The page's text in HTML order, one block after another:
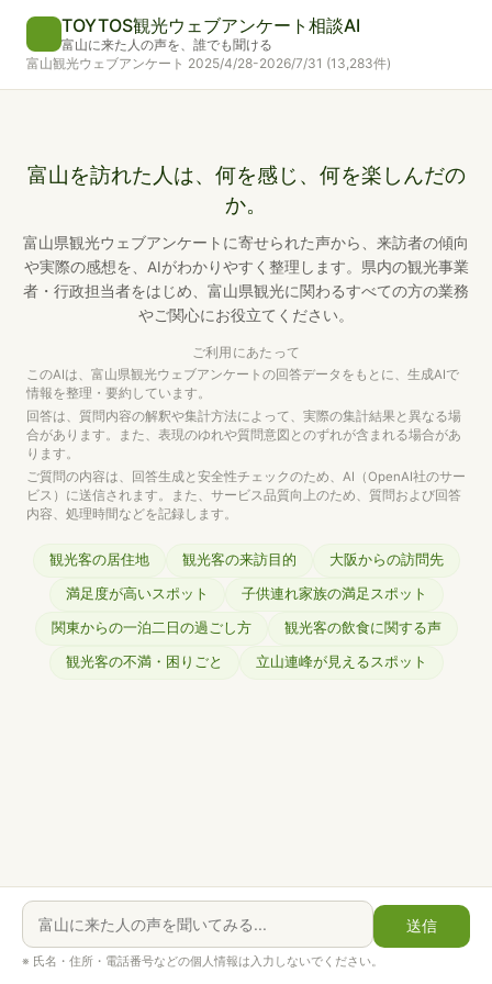
TOYTOS観光ウェブアンケート相談AI
富山に来た人の声を、誰でも聞ける
富山観光ウェブアンケート 2025/4/28-2026/7/31 (13,283件)
富山を訪れた人は、何を感じ、何を楽しんだの
か。
富山県観光ウェブアンケートに寄せられた声から、来訪者の傾向
や実際の感想を、AIがわかりやすく整理します。 県内の観光事業
者・行政担当者をはじめ、富山県観光に関わるすべての方の業務
やご関心にお役立てください。
ご利用にあたって
このAIは、富山県観光ウェブアンケートの回答データをもとに、 生成AIで
情報を整理・要約しています。
回答は、質問内容の解釈や集計方法によって、実際の集計結果と異なる場
合があります。
また、表現のゆれや質問意図とのずれが含まれる場合があ
ります。
ご質問の内容は、回答生成と安全性チェックのため、AI（OpenAI社のサー
ビス）に送信されます。
また、サービス品質向上のため、質問および回答
内容、処理時間などを記録します。
観光客の居住地 観光客の来訪目的 大阪からの訪問先
満足度が高いスポット 子供連れ家族の満足スポット
関東からの一泊二日の過ごし方 観光客の飲食に関する声
観光客の不満・困りごと 立山連峰が見えるスポット
送信
※ 氏名・住所・電話番号などの個人情報は入力しないでください。